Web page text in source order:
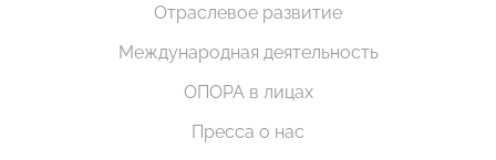
Отраслевое развитие
Международная деятельность
ОПОРА в лицах
Пресса о нас